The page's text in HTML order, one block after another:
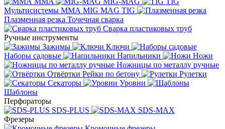
Мультисистемы ММА MIG MAG TIG
Плазменная резка Точечная сварка
Cварка пластиковых труб
Ручные инструменты
Зажимы
Ключи
Наборы садовые
Напильники
Ножи
Ножницы по металлу ручные
Отвёртки Рейки по бетону
Рулетки
Секаторы
Уровни
Шаблоны
Перфораторы
SDS-PLUS
SDS-MAX
Фрезеры